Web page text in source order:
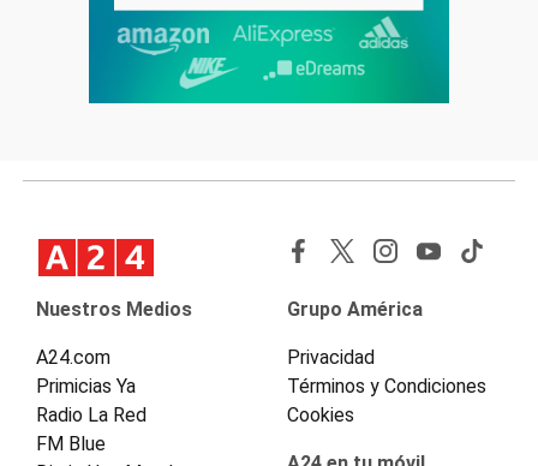
Nuestros Medios
A24.com
Primicias Ya
Radio La Red
FM Blue
Grupo América
Privacidad
Términos y Condiciones
Cookies